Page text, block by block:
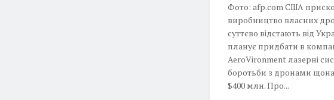
Фото: afp.com США
виробництво власних
суттєво відстають від
планує придбати в
AeroVironment лазерні
боротьби з дронами
$400 млн. Про...